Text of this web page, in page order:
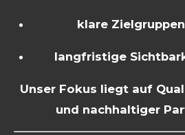
klare
langfristige
Unser Fokus liegt auf
und nachhaltiger